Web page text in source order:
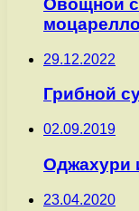
Овощной
29.12.2022
Грибной
02.09.2019
Оджахури
23.04.2020